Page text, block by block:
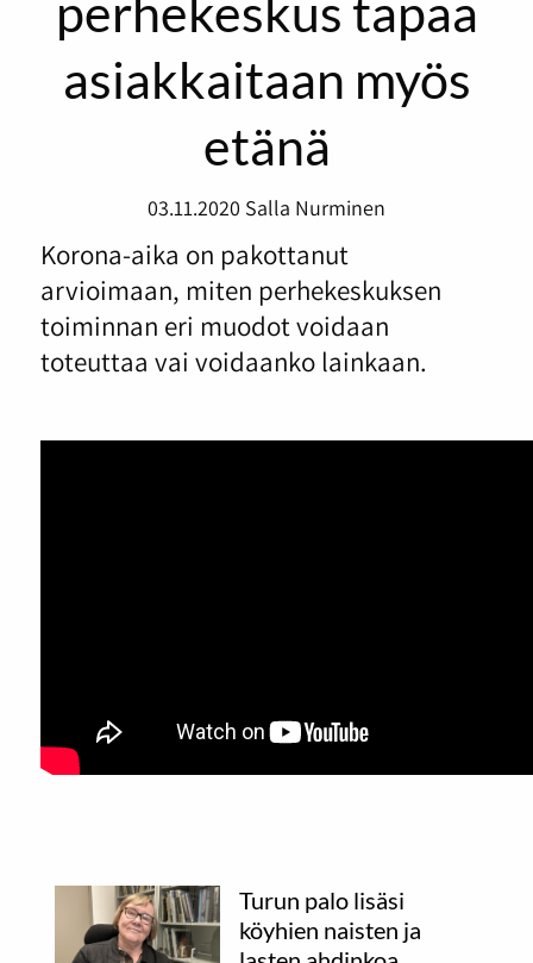
asiakkaitaan myös
etänä
03.11.2020 Salla Nurminen
Korona-aika on pakottanut
arvioimaan, miten perhekeskuksen
toiminnan eri muodot voidaan
toteuttaa vai voidaanko lainkaan.
Turun palo lisäsi
köyhien naisten ja